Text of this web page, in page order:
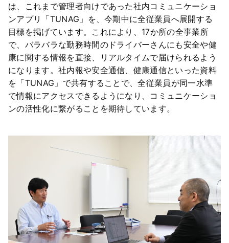
は、これまで管理者向けであった社内コミュニケーショ
ンアプリ「TUNAG」を、今期中に全従業員へ展開する
目標を掲げています。これにより、17か所の全事業所
で、バラバラな勤務時間のドライバーさんにも安全や健
康に関する情報を直接、リアルタイムで届けられるよう
になります。社内報や安全通信、健康通信といった資料
を「TUNAG」で共有することで、全従業員が同一水準
で情報にアクセスできるようになり、コミュニケーショ
ンの活性化に繋がることを期待しています。